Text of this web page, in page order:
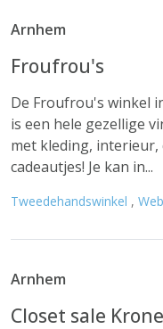
Arnhem
Froufrou's
De Froufrou's winkel
is een hele gezellige
met kleding, interieur,
cadeautjes! Je kan in...
Tweedehandswinkel ,
Arnhem
Closet sale